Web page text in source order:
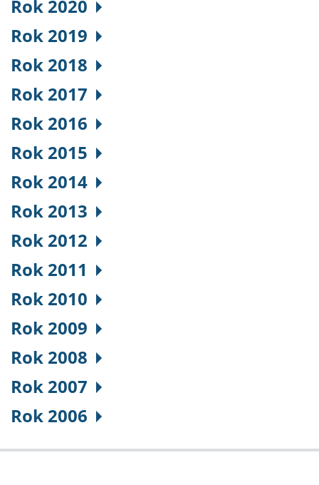
Rok 2020
Rok 2019
Rok 2018
Rok 2017
Rok 2016
Rok 2015
Rok 2014
Rok 2013
Rok 2012
Rok 2011
Rok 2010
Rok 2009
Rok 2008
Rok 2007
Rok 2006